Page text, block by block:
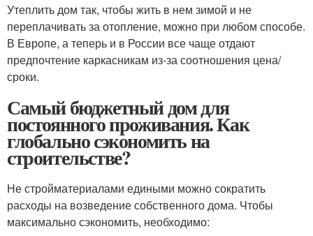
Утеплить дом так, чтобы жить в нем зимой и не
переплачивать за отопление, можно при любом способе.
В Европе, а теперь и в России все чаще отдают
предпочтение каркасникам из-за соотношения цена/
сроки.
Самый бюджетный дом для
постоянного проживания. Как
глобально сэкономить на
строительстве?
Не стройматериалами едиными можно сократить
расходы на возведение собственного дома. Чтобы
максимально сэкономить, необходимо: